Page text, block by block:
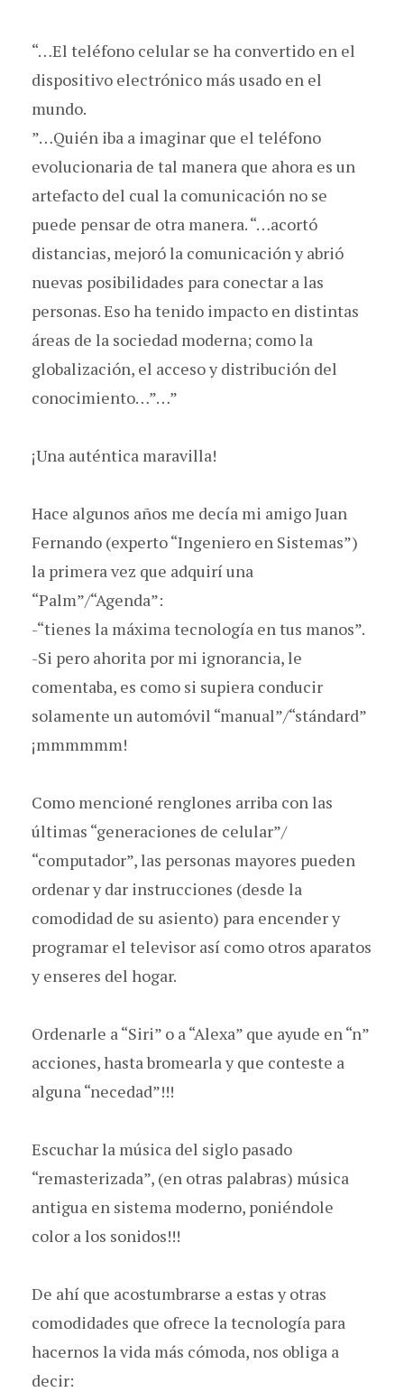
“…El teléfono celular se ha convertido en el
dispositivo electrónico más usado en el
mundo.
”…Quién iba a imaginar que el teléfono
evolucionaria de tal manera que ahora es un
artefacto del cual la comunicación no se
puede pensar de otra manera. “…acortó
distancias, mejoró la comunicación y abrió
nuevas posibilidades para conectar a las
personas. Eso ha tenido impacto en distintas
áreas de la sociedad moderna; como la
globalización, el acceso y distribución del
conocimiento…”…”
¡Una auténtica maravilla!
Hace algunos años me decía mi amigo Juan
Fernando (experto “Ingeniero en Sistemas”)
la primera vez que adquirí una
“Palm”/“Agenda”:
-“tienes la máxima tecnología en tus manos”.
-Si pero ahorita por mi ignorancia, le
comentaba, es como si supiera conducir
solamente un automóvil “manual”/“stándard”
¡mmmmmm!
Como mencioné renglones arriba con las
últimas “generaciones de celular”/
“computador”, las personas mayores pueden
ordenar y dar instrucciones (desde la
comodidad de su asiento) para encender y
programar el televisor así como otros aparatos
y enseres del hogar.
Ordenarle a “Siri” o a “Alexa” que ayude en “n”
acciones, hasta bromearla y que conteste a
alguna “necedad”!!!
Escuchar la música del siglo pasado
“remasterizada”, (en otras palabras) música
antigua en sistema moderno, poniéndole
color a los sonidos!!!
De ahí que acostumbrarse a estas y otras
comodidades que ofrece la tecnología para
hacernos la vida más cómoda, nos obliga a
decir: